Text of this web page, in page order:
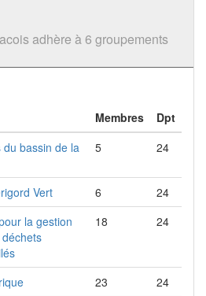
adhère à 6 groupements
Membres
Dpt
bassin de la
5 24
Vert 6
24
la gestion
18 24
23
24